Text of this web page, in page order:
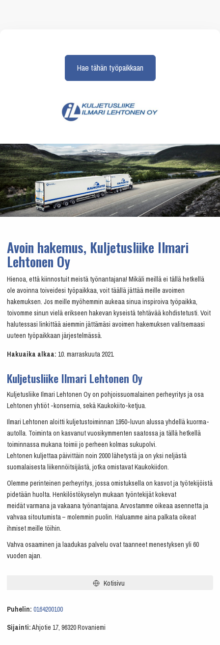
Hae tähän työpaikkaan
Avoin hakemus, Kuljetusliike Ilmari
Lehtonen Oy
Hienoa, että kiinnostuit meistä työnantajana! Mikäli meillä ei tällä hetkellä
ole avoinna toiveidesi työpaikkaa, voit täällä jättää meille avoimen
hakemuksen. Jos meille myöhemmin aukeaa sinua inspiroiva työpaikka,
toivomme sinun vielä erikseen hakevan kyseistä tehtävää kohdistetusti. Voit
halutessasi linkittää aiemmin jättämäsi avoimen hakemuksen valitsemaasi
uuteen työpaikkaan järjestelmässä.
Hakuaika alkaa: 10. marraskuuta 2021
Kuljetusliike Ilmari Lehtonen Oy
Kuljetusliike Ilmari Lehtonen Oy on pohjoissuomalainen perheyritys ja osa
Lehtonen yhtiöt -konsernia, sekä Kaukokiito-ketjua.
Ilmari Lehtonen aloitti kuljetustoiminnan 1950-luvun alussa yhdellä kuorma-
autolla. Toiminta on kasvanut vuosikymmenten saatossa ja tällä hetkellä
toiminnassa mukana toimii jo perheen kolmas sukupolvi.
Lehtonen kuljettaa päivittäin noin 2000 lähetystä ja on yksi neljästä
suomalaisesta liikennöitsijästä, jotka omistavat Kaukokiidon.
Olemme perinteinen perheyritys, jossa omistuksella on kasvot ja työtekijöistä
pidetään huolta. Henkilöstökyselyn mukaan työntekijät kokevat
meidät varmana ja vakaana työnantajana. Arvostamme oikeaa asennetta ja
vahvaa sitoutumista – molemmin puolin. Haluamme aina palkata oikeat
ihmiset meille töihin.
Vahva osaaminen ja laadukas palvelu ovat taanneet menestyksen yli 60
vuoden ajan.
Kotisivu
Puhelin: 0164200100
Sijainti:Ahjotie 17, 96320 Rovaniemi